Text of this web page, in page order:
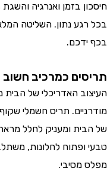
בזמן ואנרגיה והשגת
נתון. השליטה המלאה
כמרכיב חשוב
האדריכלי של הבית
תריס חשמלי שקוף
ומעניק לחלל מראה
לחלונות, משתלבים